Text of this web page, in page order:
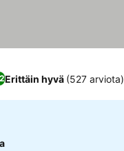
Erittäin hyvä (527 arviota)